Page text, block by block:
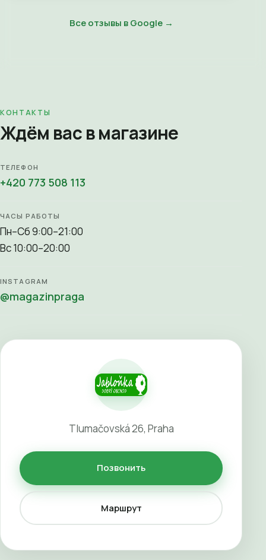
Все отзывы в Google →
КОНТАКТЫ
Ждём вас в магазине
ТЕЛЕФОН
+420 773 508 113
ЧАСЫ РАБОТЫ
Пн–Сб 9:00–21:00
Вс 10:00–20:00
INSTAGRAM
@magazinpraga
Tlumačovská 26, Praha
Позвонить
Маршрут